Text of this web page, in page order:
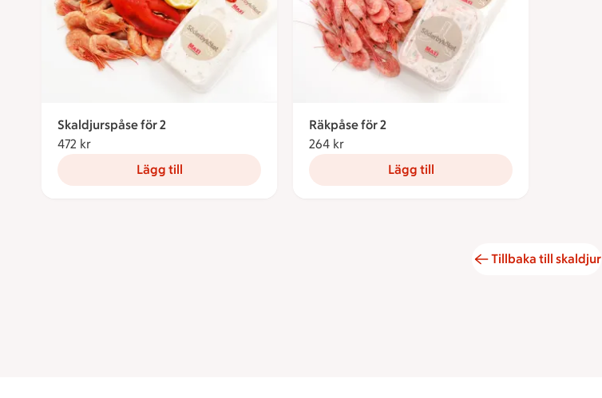
Skaldjurspåse för 2
472 kr
Lägg till
Räkpåse för 2
264 kr
Lägg till
Tillbaka till skaldjur